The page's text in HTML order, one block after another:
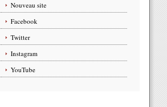
Nouveau site
Facebook
Twitter
Instagram
YouTube